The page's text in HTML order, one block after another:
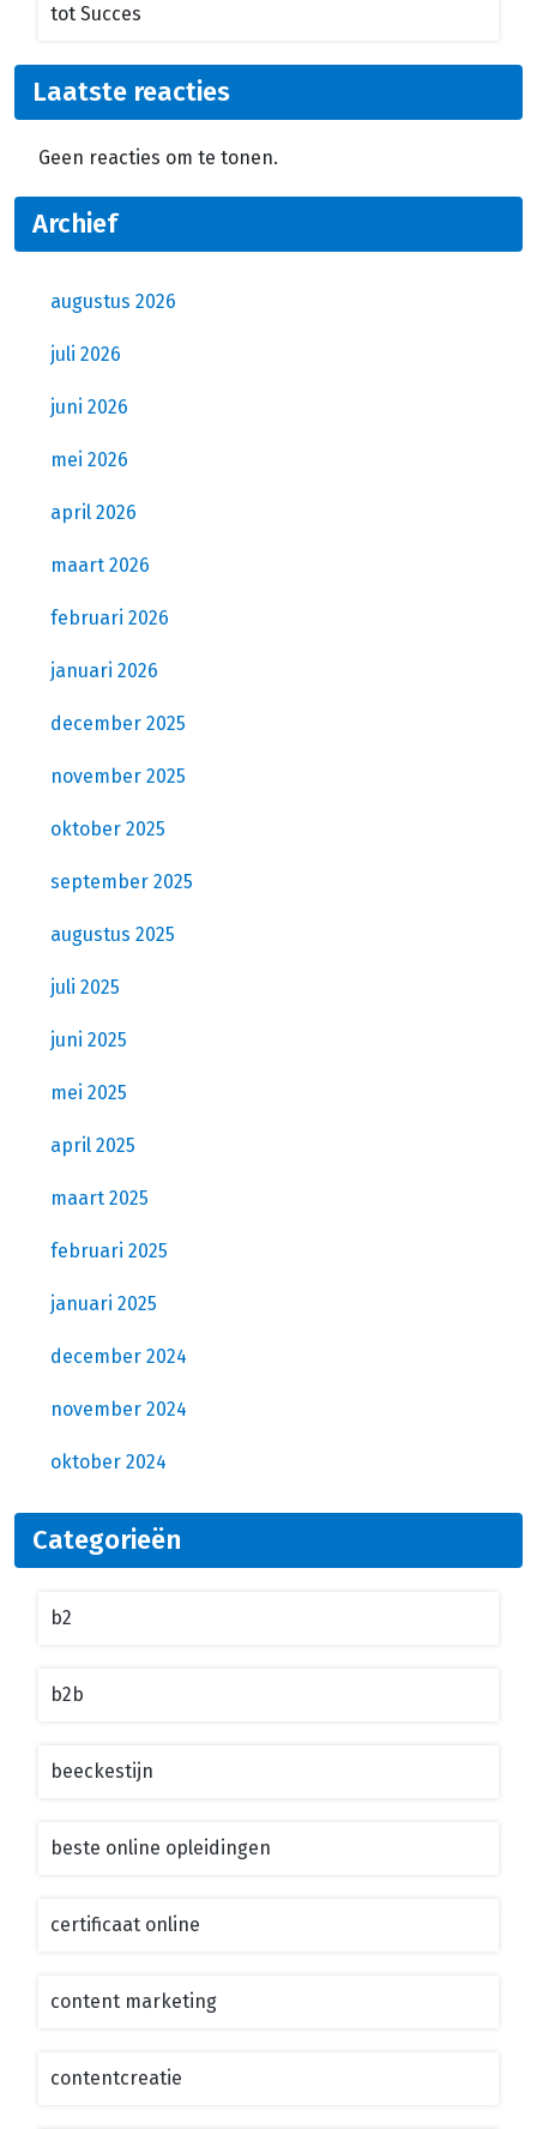
tot Succes
Laatste reacties
Geen reacties om te tonen.
Archief
augustus 2026
juli 2026
juni 2026
mei 2026
april 2026
maart 2026
februari 2026
januari 2026
december 2025
november 2025
oktober 2025
september 2025
augustus 2025
juli 2025
juni 2025
mei 2025
april 2025
maart 2025
februari 2025
januari 2025
december 2024
november 2024
oktober 2024
Categorieën
b2
b2b
beeckestijn
beste online opleidingen
certificaat online
content marketing
contentcreatie